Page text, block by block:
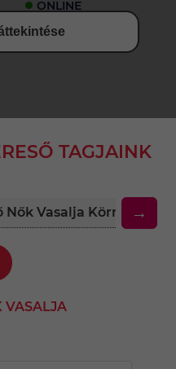
ONLINE
TAGJAINK
Vasalja Környékén
→
VASALJA